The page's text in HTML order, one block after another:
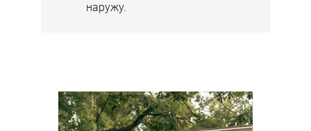
наружу.